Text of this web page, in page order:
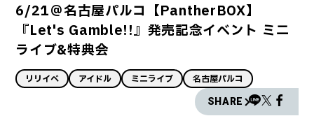
6/21＠名古屋パルコ【PantherBOX】
『Let's Gamble!!』発売記念イベント ミニ
ライブ&特典会
リリイベ アイドル ミニライブ 名古屋パルコ
SHARE